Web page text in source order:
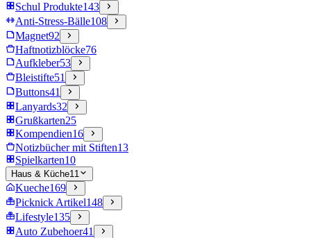
Schul Produkte143
Anti-Stress-Bälle108
Magnet92
Haftnotizblöcke76
Aufkleber53
Bleistifte51
Buttons41
Lanyards32
Grußkarten25
Kompendien16
Notizbücher mit Stiften13
Spielkarten10
Haus & Küche11
Kueche169
Picknick Artikel148
Lifestyle135
Auto Zubehoer41